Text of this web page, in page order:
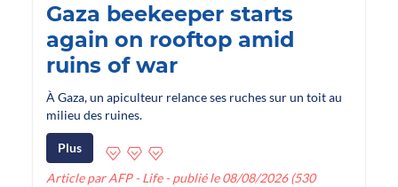
Gaza beekeeper starts
again on rooftop amid
ruins of war
À Gaza, un apiculteur relance ses ruches sur un toit au
milieu des ruines.
Plus
Article par AFP - Life - publié le 08/08/2026 (530